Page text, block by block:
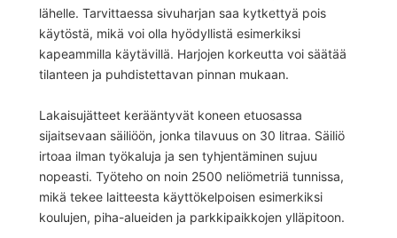
lähelle. Tarvittaessa sivuharjan saa kytkettyä pois
käytöstä, mikä voi olla hyödyllistä esimerkiksi
kapeammilla käytävillä. Harjojen korkeutta voi säätää
tilanteen ja puhdistettavan pinnan mukaan.
Lakaisujätteet kerääntyvät koneen etuosassa
sijaitsevaan säiliöön, jonka tilavuus on 30 litraa. Säiliö
irtoaa ilman työkaluja ja sen tyhjentäminen sujuu
nopeasti. Työteho on noin 2500 neliömetriä tunnissa,
mikä tekee laitteesta käyttökelpoisen esimerkiksi
koulujen, piha-alueiden ja parkkipaikkojen ylläpitoon.